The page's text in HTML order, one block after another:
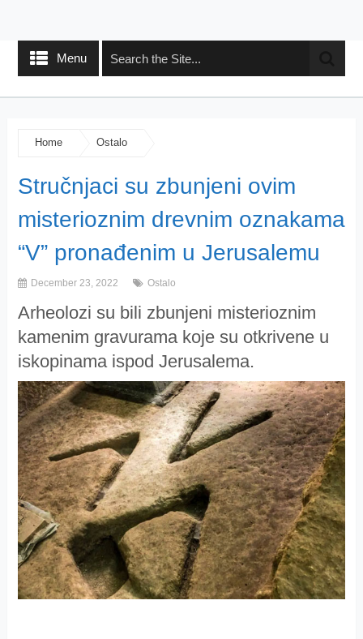
Menu
Home Ostalo
Stručnjaci su zbunjeni ovim
misterioznim drevnim oznakama
“V” pronađenim u Jerusalemu
December 23, 2022 Ostalo
Arheolozi su bili zbunjeni misterioznim
kamenim gravurama koje su otkrivene u
iskopinama ispod Jerusalema.